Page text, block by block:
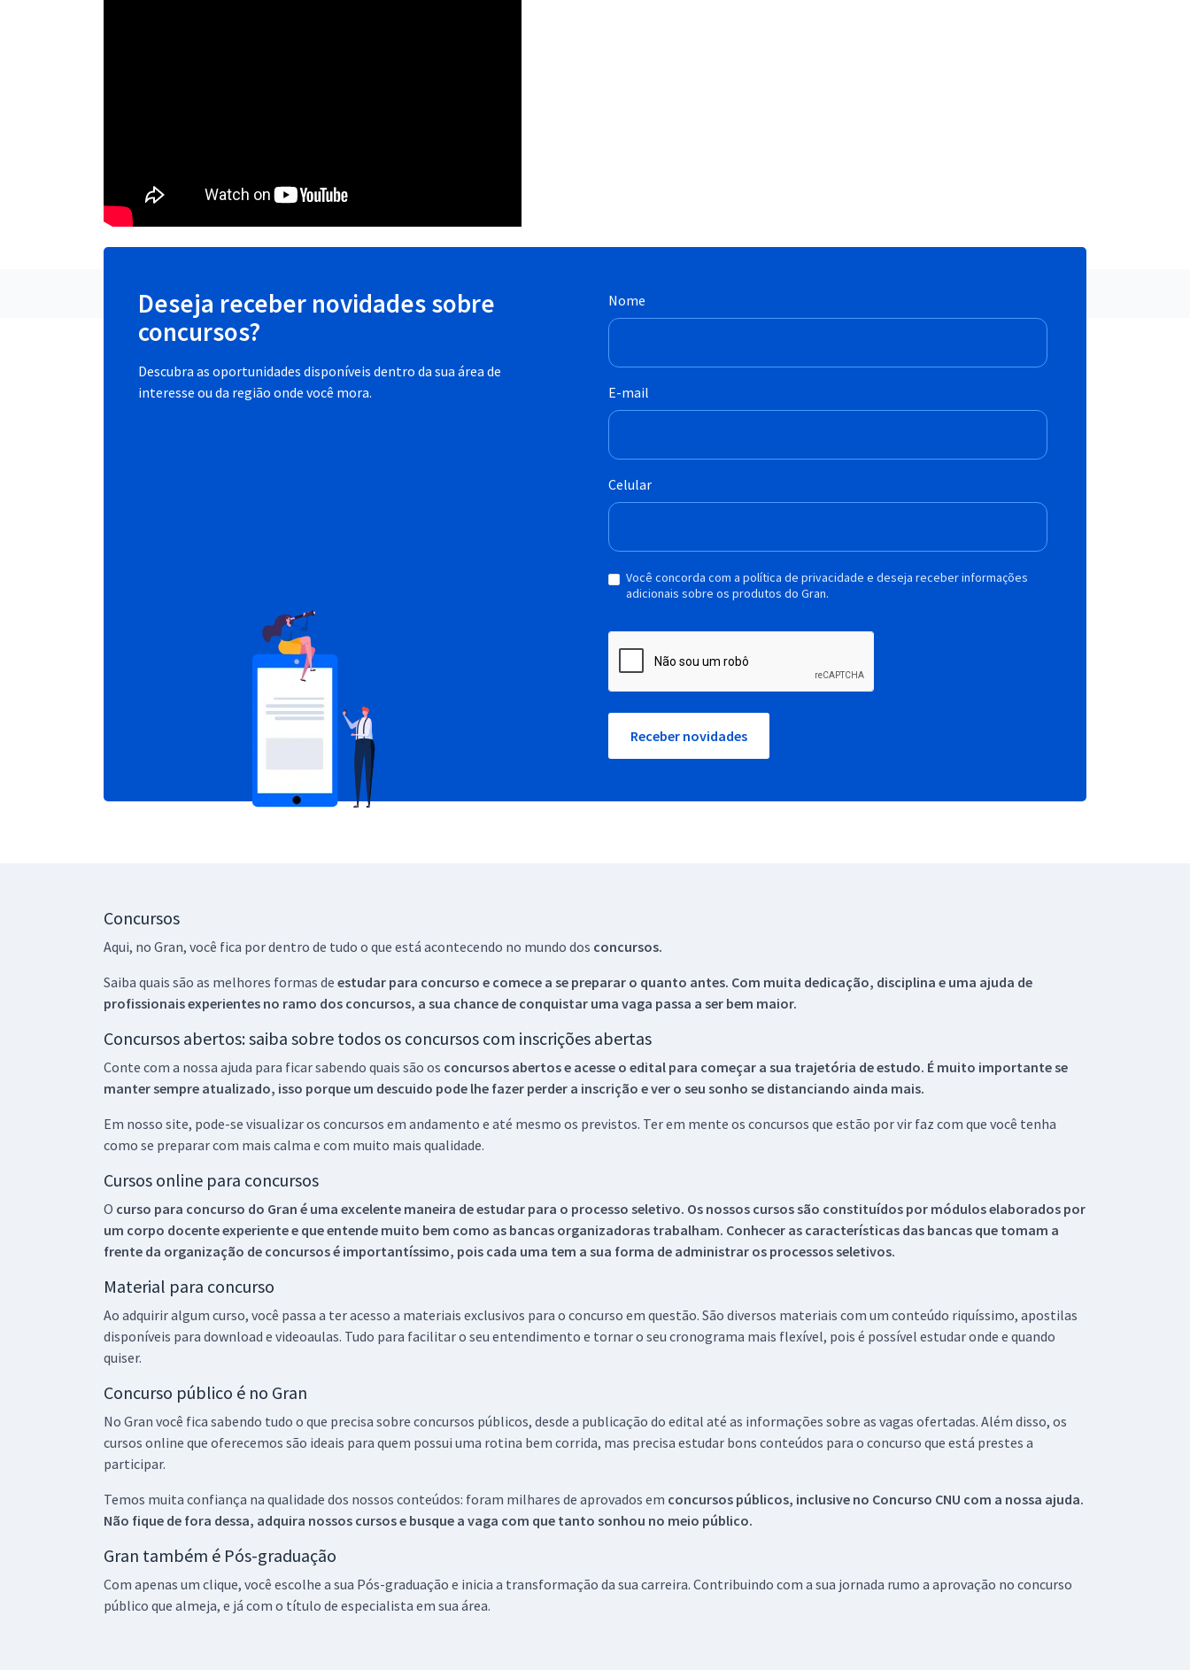
Deseja receber novidades sobre
concursos?
Descubra as oportunidades disponíveis dentro da sua área de
interesse ou da região onde você mora.
Nome
E-mail
Celular
Você concorda com a política de privacidade e deseja receber informações
adicionais sobre os produtos do Gran.
Receber novidades
Concursos
Aqui, no Gran, você fica por dentro de tudo o que está acontecendo no mundo dos concursos.
Saiba quais são as melhores formas de estudar para concurso e comece a se preparar o quanto antes. Com muita dedicação, disciplina e uma ajuda de
profissionais experientes no ramo dos concursos, a sua chance de conquistar uma vaga passa a ser bem maior.
Concursos abertos: saiba sobre todos os concursos com inscrições abertas
Conte com a nossa ajuda para ficar sabendo quais são os concursos abertos e acesse o edital para começar a sua trajetória de estudo. É muito importante se
manter sempre atualizado, isso porque um descuido pode lhe fazer perder a inscrição e ver o seu sonho se distanciando ainda mais.
Em nosso site, pode-se visualizar os concursos em andamento e até mesmo os previstos. Ter em mente os concursos que estão por vir faz com que você tenha
como se preparar com mais calma e com muito mais qualidade.
Cursos online para concursos
O curso para concurso do Gran é uma excelente maneira de estudar para o processo seletivo. Os nossos cursos são constituídos por módulos elaborados por
um corpo docente experiente e que entende muito bem como as bancas organizadoras trabalham. Conhecer as características das bancas que tomam a
frente da organização de concursos é importantíssimo, pois cada uma tem a sua forma de administrar os processos seletivos.
Material para concurso
Ao adquirir algum curso, você passa a ter acesso a materiais exclusivos para o concurso em questão. São diversos materiais com um conteúdo riquíssimo, apostilas
disponíveis para download e videoaulas. Tudo para facilitar o seu entendimento e tornar o seu cronograma mais flexível, pois é possível estudar onde e quando
quiser.
Concurso público é no Gran
No Gran você fica sabendo tudo o que precisa sobre concursos públicos, desde a publicação do edital até as informações sobre as vagas ofertadas. Além disso, os
cursos online que oferecemos são ideais para quem possui uma rotina bem corrida, mas precisa estudar bons conteúdos para o concurso que está prestes a
participar.
Temos muita confiança na qualidade dos nossos conteúdos: foram milhares de aprovados em concursos públicos, inclusive no Concurso CNU com a nossa ajuda.
Não fique de fora dessa, adquira nossos cursos e busque a vaga com que tanto sonhou no meio público.
Gran também é Pós-graduação
Com apenas um clique, você escolhe a sua Pós-graduação e inicia a transformação da sua carreira. Contribuindo com a sua jornada rumo a aprovação no concurso
público que almeja, e já com o título de especialista em sua área.